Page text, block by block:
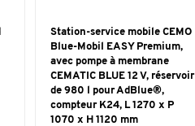
Station-service mobile CEMO
Blue-Mobil EASY Premium,
avec pompe à membrane
CEMATIC BLUE 12 V, réservoir
de 980 l pour AdBlue®,
compteur K24, L 1270 x P
1070 x H 1120 mm